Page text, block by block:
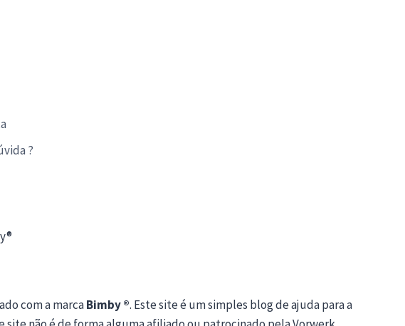
?
com a marcaBimby ®. Este site é um simples blog de ajuda para a